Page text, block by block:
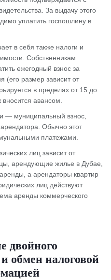
За выдачу этого
уплатить госпошлину в
в себя также налоги и
Собственникам
ежегодный взнос за
размер зависит от
в пределах от 15 до
авансом.
— муниципальный взнос,
Обычно этот
платежами.
лиц зависит от
арендующие жилье в Дубае,
а арендаторы квартир
лиц действуют
аренды коммерческого
двойного
обмен налоговой